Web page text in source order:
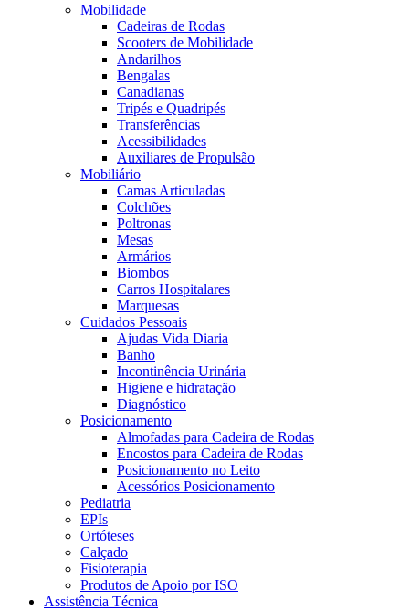
Mobilidade
Cadeiras de Rodas
Scooters de Mobilidade
Andarilhos
Bengalas
Canadianas
Tripés e Quadripés
Transferências
Acessibilidades
Auxiliares de Propulsão
Mobiliário
Camas Articuladas
Colchões
Poltronas
Mesas
Armários
Biombos
Carros Hospitalares
Marquesas
Cuidados Pessoais
Ajudas Vida Diaria
Banho
Incontinência Urinária
Higiene e hidratação
Diagnóstico
Posicionamento
Almofadas para Cadeira de Rodas
Encostos para Cadeira de Rodas
Posicionamento no Leito
Acessórios Posicionamento
Pediatria
EPIs
Ortóteses
Calçado
Fisioterapia
Produtos de Apoio por ISO
Assistência Técnica